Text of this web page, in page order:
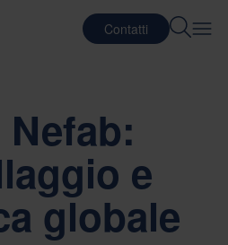
Contatti
e
globale